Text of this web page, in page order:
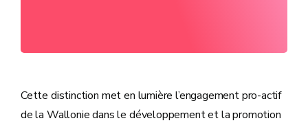
Cette distinction met en lumière l’engagement pro-actif
de la Wallonie dans le développement et la promotion